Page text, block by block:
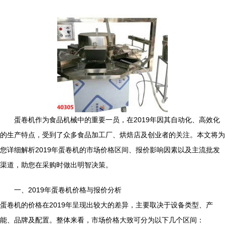
蛋卷机作为食品机械中的重要一员，在2019年因其自动化、高效化
的生产特点，受到了众多食品加工厂、烘焙店及创业者的关注。本文将为
您详细解析2019年蛋卷机的市场价格区间、报价影响因素以及主流批发
渠道，助您在采购时做出明智决策。
一、2019年蛋卷机价格与报价分析
蛋卷机的价格在2019年呈现出较大的差异，主要取决于设备类型、产
能、品牌及配置。整体来看，市场价格大致可分为以下几个区间：